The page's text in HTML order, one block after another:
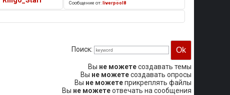
Сообщение от:liverpool8
Поиск:
Вы не можетесоздавать темы
Вы не можетесоздавать опросы
Вы не можетеприкреплять файлы
Вы не можетеотвечать на сообщения